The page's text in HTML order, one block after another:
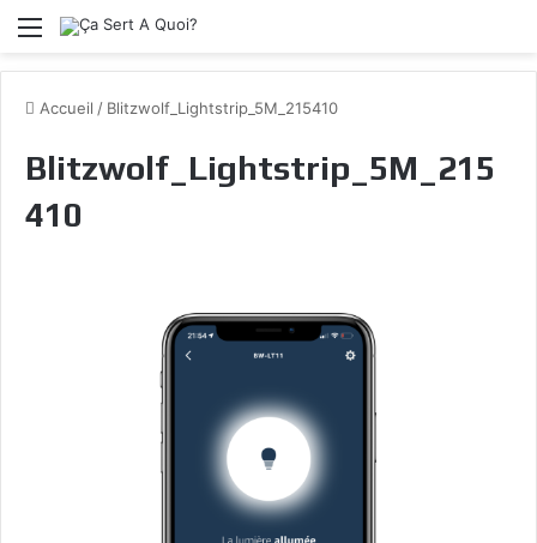
Menu
Accueil / Blitzwolf_Lightstrip_5M_215410
Blitzwolf_Lightstrip_5M_215
410